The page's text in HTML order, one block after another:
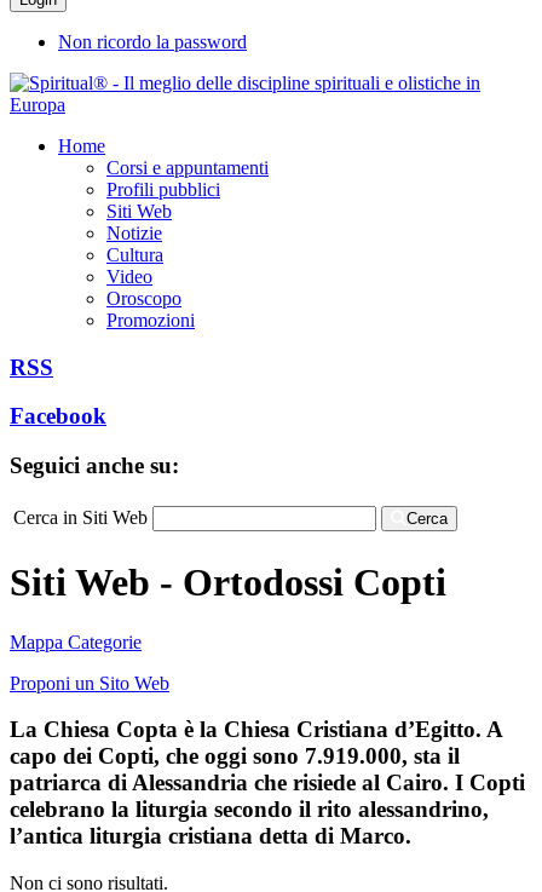
Non ricordo la password
Home
Corsi e appuntamenti
Profili pubblici
Siti Web
Notizie
Cultura
Video
Oroscopo
Promozioni
RSS
Facebook
Seguici anche su:
Cerca in Siti Web Cerca
Siti Web - Ortodossi Copti
Mappa Categorie
Proponi un Sito Web
La Chiesa Copta è la Chiesa Cristiana d’Egitto. A
capo dei Copti, che oggi sono 7.919.000, sta il
patriarca di Alessandria che risiede al Cairo. I Copti
celebrano la liturgia secondo il rito alessandrino,
l’antica liturgia cristiana detta di Marco.
Non ci sono risultati.